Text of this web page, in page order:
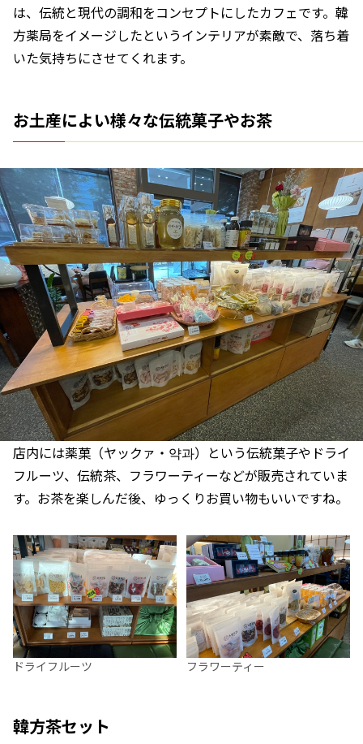
は、伝統と現代の調和をコンセプトにしたカフェです。韓
方薬局をイメージしたというインテリアが素敵で、落ち着
いた気持ちにさせてくれます。
お土産によい様々な伝統菓子やお茶
店内には薬菓（ヤックァ・약과）という伝統菓子やドライ
フルーツ、伝統茶、フラワーティーなどが販売されていま
す。お茶を楽しんだ後、ゆっくりお買い物もいいですね。
ドライフルーツ フラワーティー
韓方茶セット